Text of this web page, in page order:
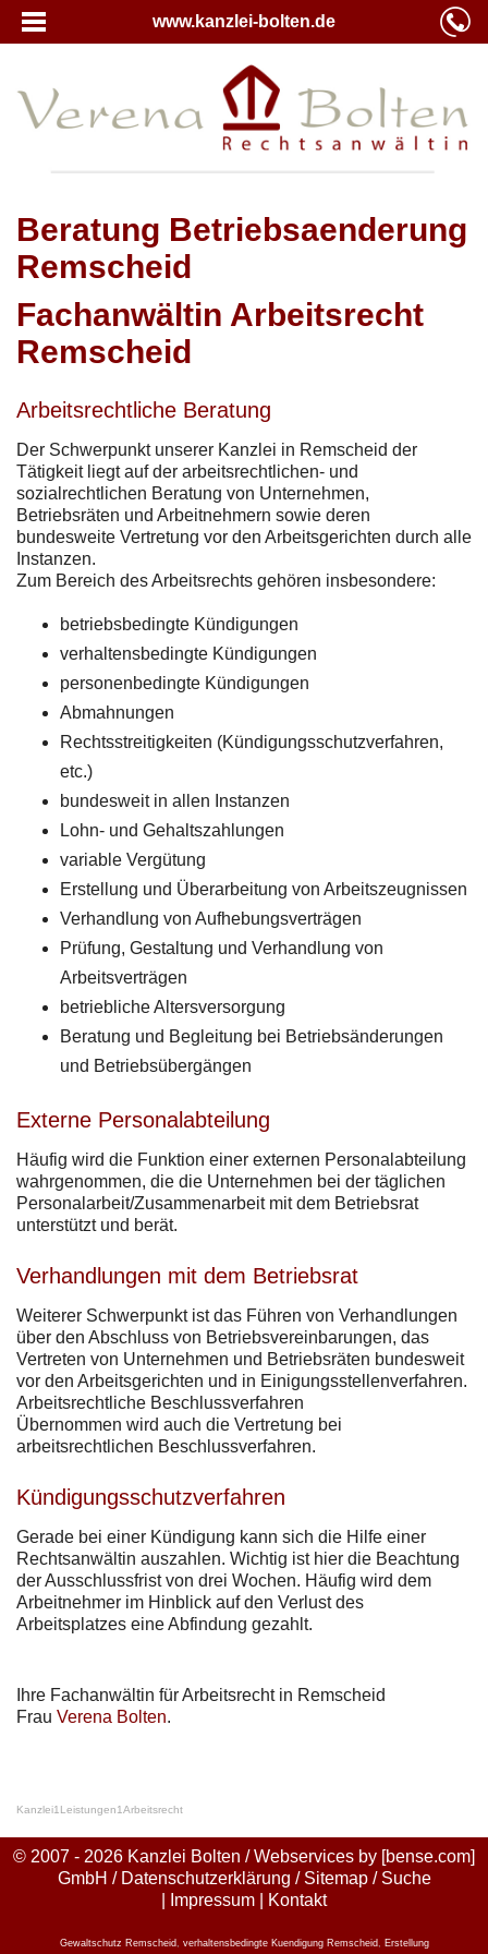
www.kanzlei-bolten.de
Beratung Betriebsaenderung
Remscheid
Fachanwältin Arbeitsrecht
Remscheid
Arbeitsrechtliche Beratung
Der Schwerpunkt unserer Kanzlei in Remscheid der
Tätigkeit liegt auf der arbeitsrechtlichen- und
sozialrechtlichen Beratung von Unternehmen,
Betriebsräten und Arbeitnehmern sowie deren
bundesweite Vertretung vor den Arbeitsgerichten durch alle
Instanzen.
Zum Bereich des Arbeitsrechts gehören insbesondere:
betriebsbedingte Kündigungen
verhaltensbedingte Kündigungen
personenbedingte Kündigungen
Abmahnungen
Rechtsstreitigkeiten (Kündigungsschutzverfahren,
etc.)
bundesweit in allen Instanzen
Lohn- und Gehaltszahlungen
variable Vergütung
Erstellung und Überarbeitung von Arbeitszeugnissen
Verhandlung von Aufhebungsverträgen
Prüfung, Gestaltung und Verhandlung von
Arbeitsverträgen
betriebliche Altersversorgung
Beratung und Begleitung bei Betriebsänderungen
und Betriebsübergängen
Externe Personalabteilung
Häufig wird die Funktion einer externen Personalabteilung
wahrgenommen, die die Unternehmen bei der täglichen
Personalarbeit/Zusammenarbeit mit dem Betriebsrat
unterstützt und berät.
Verhandlungen mit dem Betriebsrat
Weiterer Schwerpunkt ist das Führen von Verhandlungen
über den Abschluss von Betriebsvereinbarungen, das
Vertreten von Unternehmen und Betriebsräten bundesweit
vor den Arbeitsgerichten und in Einigungsstellenverfahren.
Arbeitsrechtliche Beschlussverfahren
Übernommen wird auch die Vertretung bei
arbeitsrechtlichen Beschlussverfahren.
Kündigungsschutzverfahren
Gerade bei einer Kündigung kann sich die Hilfe einer
Rechtsanwältin auszahlen. Wichtig ist hier die Beachtung
der Ausschlussfrist von drei Wochen. Häufig wird dem
Arbeitnehmer im Hinblick auf den Verlust des
Arbeitsplatzes eine Abfindung gezahlt.
Ihre Fachanwältin für Arbeitsrecht in Remscheid
Frau Verena Bolten.
Kanzlei1 Leistungen1Arbeitsrecht
© 2007 - 2026 Kanzlei Bolten / Webservices by [bense.com]
GmbH / Datenschutzerklärung / Sitemap/ Suche
Impressum Kontakt
Gewaltschutz Remscheid verhaltensbedingte Kuendigung Remscheid Erstellung